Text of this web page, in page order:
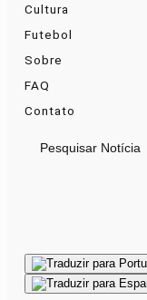
Cultura
Futebol
Sobre
FAQ
Contato
Pesquisar Notícia